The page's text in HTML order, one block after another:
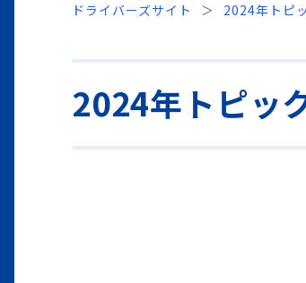
ドライバーズサイト 2024年トピ
2024年トピッ